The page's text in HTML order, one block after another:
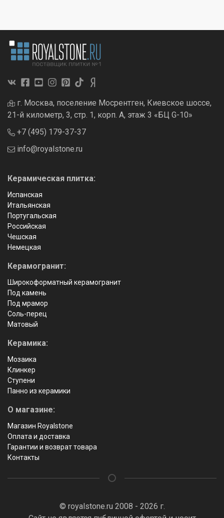
г. Москва, поселение Мосрентген, Киевское шоссе,
21-й километр, 3, стр. 1, корп. А, этаж 3 «БЦ G-10»
+7 (495) 179-37-37
info@royalstone.ru
Керамическая плитка:
Испанская
Итальянская
Португальская
Российская
Чешская
Немецкая
Керамогранит:
Широкоформатный керамогранит
Под камень
Под мрамор
Соль-перец
Матовый
Керамика:
Мозаика
Клинкер
Ступени
Панно из керамики
О магазине:
Магазин Royalstone
Оплата и доставка
Гарантии и возврат товара
Контакты
© royalstone.ru 2008 - 2026 г.